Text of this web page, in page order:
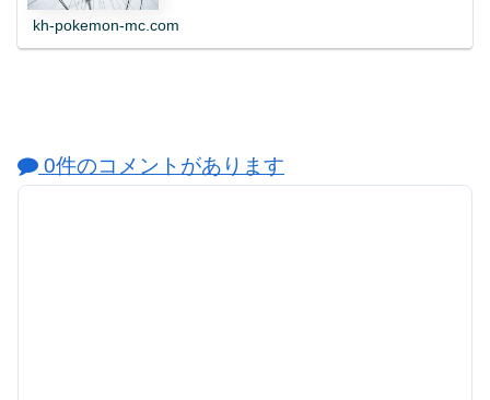
kh-pokemon-mc.com
0件のコメントがあります